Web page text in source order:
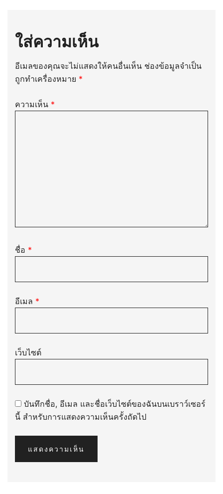
ใส่ความเห็น
อีเมลของคุณจะไม่แสดงให้คนอื่นเห็น ช่องข้อมูลจำเป็น
ถูกทำเครื่องหมาย *
ความเห็น *
ชื่อ *
อีเมล *
เว็บไซต์
บันทึกชื่อ, อีเมล และชื่อเว็บไซต์ของฉันบนเบราว์เซอร์
นี้ สำหรับการแสดงความเห็นครั้งถัดไป